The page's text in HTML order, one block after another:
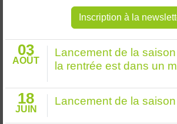
Inscription à la
03
AOÛT
Lancement de la
la rentrée est dans un
18
JUIN
Lancement de la